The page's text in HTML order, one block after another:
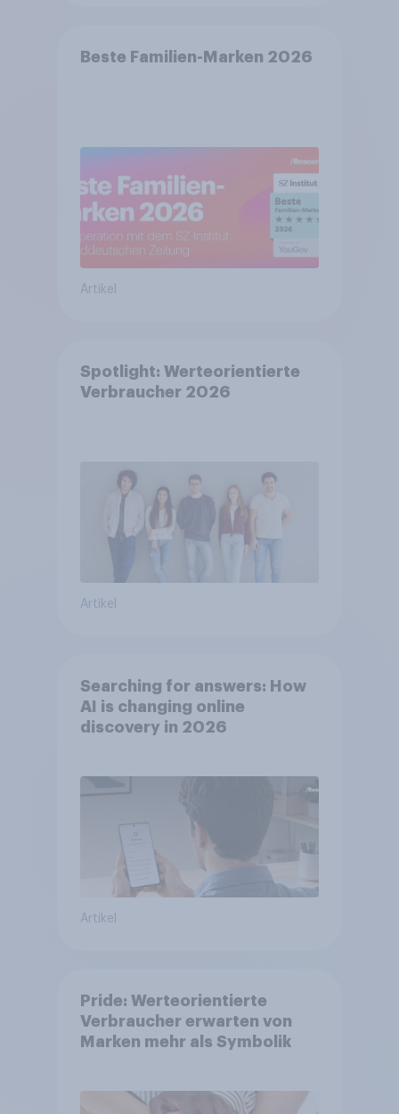
Beste Familien-Marken 2026
Artikel
Spotlight: Werteorientierte
Verbraucher 2026
Artikel
Searching for answers: How
AI is changing online
discovery in 2026
Artikel
Pride: Werteorientierte
Verbraucher erwarten von
Marken mehr als Symbolik